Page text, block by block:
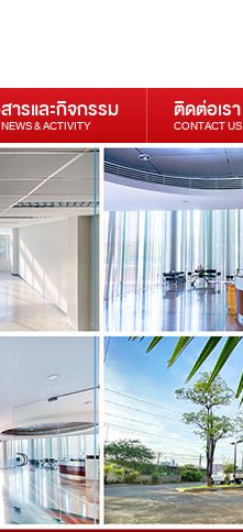
ารและกิจกรรม
NEWS & ACTIVITY
ติดต่อเรา
CONTACT US